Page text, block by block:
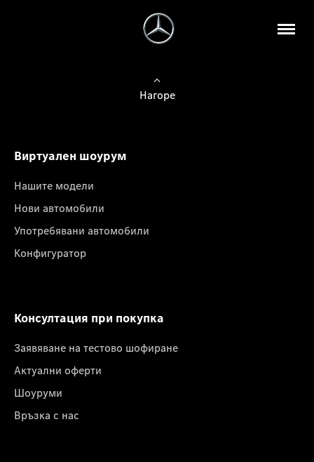
Нагоре
Виртуален шоурум
Нашите модели
Нови автомобили
Употребявани автомобили
Конфигуратор
Консултация при покупка
Заявяване на тестово шофиране
Актуални оферти
Шоуруми
Връзка с нас